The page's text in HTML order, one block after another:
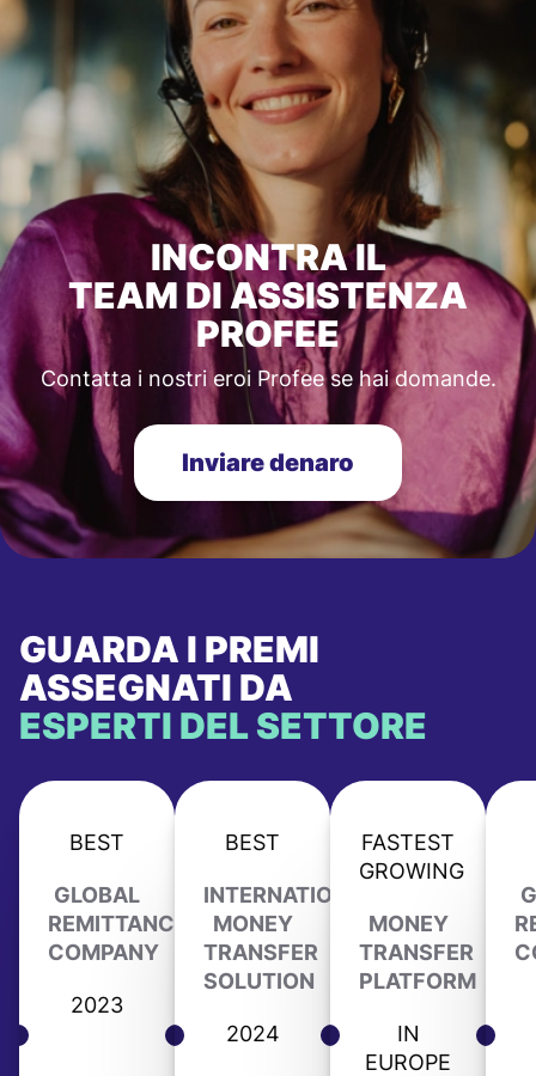
INCONTRA IL
TEAM DI ASSISTENZA
PROFEE
Contatta i nostri eroi Profee se hai domande.
Inviare denaro
GUARDA I PREMI
ASSEGNATI DA
ESPERTI DEL SETTORE
BEST
GLOBAL
REMITTANCE
COMPANY
2023
BEST
INTERNATIONAL
MONEY
TRANSFER
SOLUTION
2024
FASTEST
GROWING
MONEY
TRANSFER
PLATFORM
IN
EUROPE